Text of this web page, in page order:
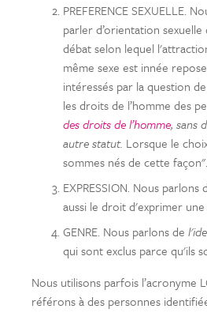
PREFERENCE
parler d’orientation
débat selon lequel
même sexe est innée
intéressés par la question
les droits de l’homme des
des droits de l’homme, sans
autre statut. Lorsque le
sommes nés de cette façon".
EXPRESSION. Nous parlons
aussi le droit d'exprimer
GENRE. Nous parlons de
qui sont exclus parce qu'ils
Nous utilisons parfois l’acronyme
référons à des personnes